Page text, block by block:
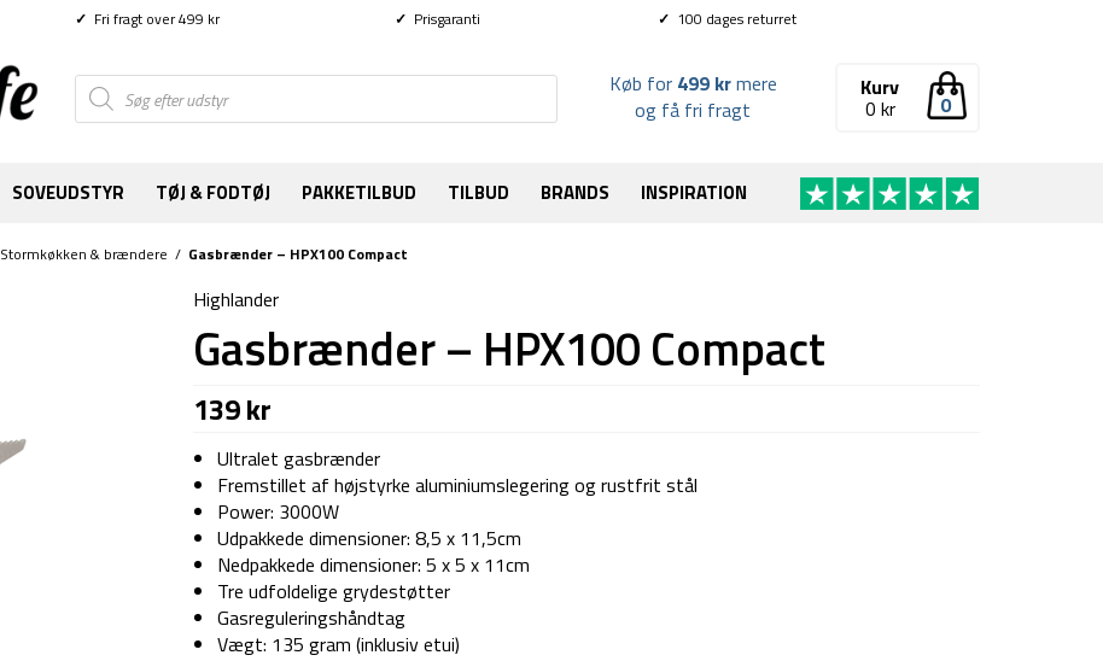
✓ Fri fragt over 499 kr ✓ Prisgaranti ✓ 100 dages returret
Products
search 0
Kurv
0 kr
Køb for 499 krmere
og få fri fragt
SOVEUDSTYR TØJ & FODTØJ PAKKETILBUD TILBUD BRANDS INSPIRATION
Stormkøkken & brændere / Gasbrænder – HPX100 Compact
Highlander
Gasbrænder – HPX100 Compact
139kr
Ultralet gasbrænder
Fremstillet af højstyrke aluminiumslegering og rustfrit stål
Power: 3000W
Udpakkede dimensioner: 8,5 x 11,5cm
Nedpakkede dimensioner: 5 x 5 x 11cm
Tre udfoldelige grydestøtter
Gasreguleringshåndtag
Vægt: 135 gram (inklusiv etui)